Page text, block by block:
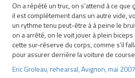
On a répété un truc, on s’attend à ce que
il est complètement dans un autre vide,
un rythme tenu peut-être à à peine le
on a arrêté, on le voit jouer à plein
cette sur-réserve du corps, comme s’il
pour assurer derrière la voiture de
Eric Groleau, rehearsal, Avignon, mai